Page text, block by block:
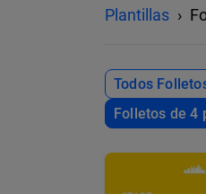
Plantillas
Todos
Folletos de 4